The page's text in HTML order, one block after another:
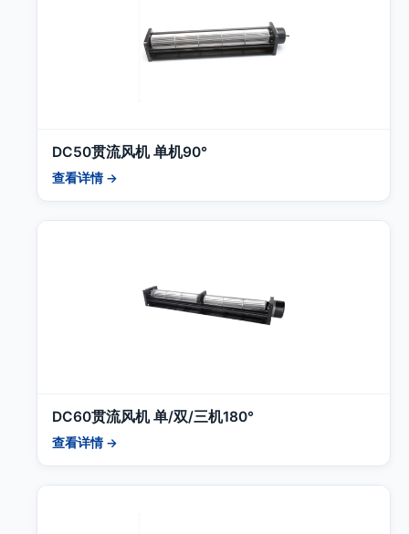
DC50贯流风机 单机90°
查看详情 →
DC60贯流风机 单/双/三机180°
查看详情 →